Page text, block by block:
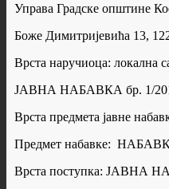
Управа Градске општине
Боже Димитријевића 13,
Врста наручиоца: локална
ЈАВНА НАБАВКА бр. 1/
Врста предмета јавне
Предмет набавке:
Врста поступка: